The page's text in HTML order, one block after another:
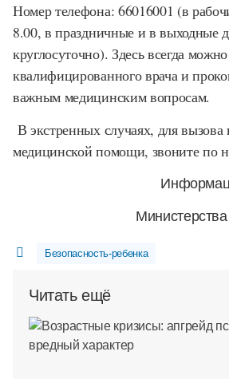
Номер телефона: 66016001 (в
8.00, в праздничные и в выходные
круглосуточно). Здесь всегда
квалифицированного врача и
важным медицинским вопросам.
В экстренных случаях, для
медицинской помощи, звоните по
Безопасность-ребенка
Читать ещё